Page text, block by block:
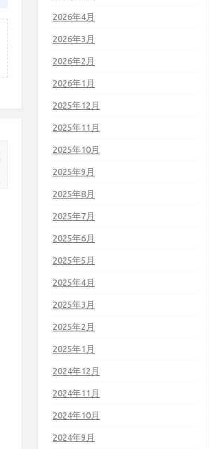
2026年4月
2026年3月
2026年2月
2026年1月
2025年12月
2025年11月
2025年10月
2025年9月
2025年8月
2025年7月
2025年6月
2025年5月
2025年4月
2025年3月
2025年2月
2025年1月
2024年12月
2024年11月
2024年10月
2024年9月